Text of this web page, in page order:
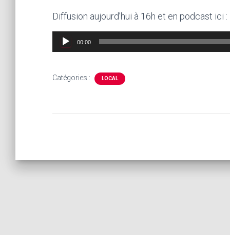
Diffusion aujourd’hui à 16h et en podcast ici :
Lecteur
audio
00:00
Catégories : LOCAL